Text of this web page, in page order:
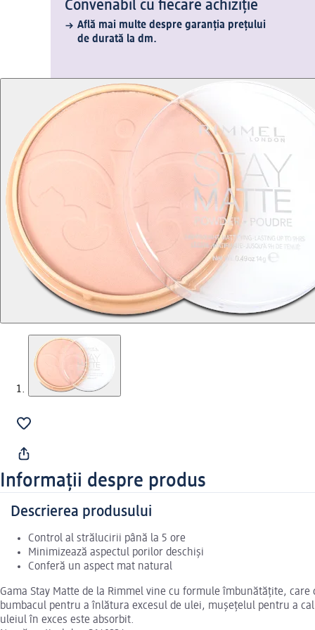
Convenabil cu fiecare achiziție
Află mai multe despre garanția prețului
de durată la dm.
Informații despre produs
Descrierea produsului
Control al strălucirii până la 5 ore
Minimizează aspectul porilor deschiși
Conferă un aspect mat natural
Gama Stay Matte de la Rimmel vine cu formule îmbunătățite,
bumbacul pentru a înlătura excesul de ulei, mușețelul pentru a
uleiul în exces este absorbit.